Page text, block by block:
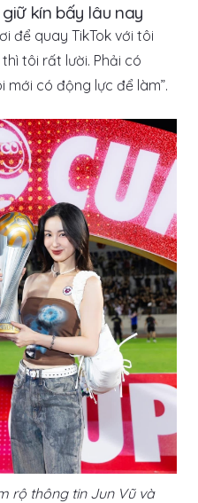
kín bấy lâu nay
để quay TikTok với tôi
tôi rất lười. Phải có
có động lực để làm”.
rộ thông tin Jun Vũ và